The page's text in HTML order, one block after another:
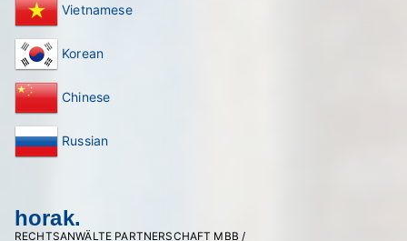
Vietnamese
Korean
Chinese
Russian
horak.
RECHTSANWÄLTE PARTNERSCHAFT MBB /